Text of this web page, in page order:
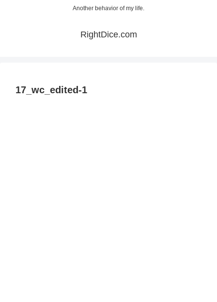
Another behavior of my life.
RightDice.com
17_wc_edited-1